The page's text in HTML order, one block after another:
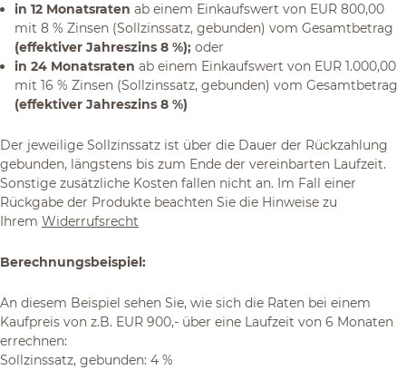
in 12 Monatsraten ab einem Einkaufswert von EUR 800,00
mit 8 % Zinsen (Sollzinssatz, gebunden) vom Gesamtbetrag
(effektiver Jahreszins 8 %); oder
in 24 Monatsraten ab einem Einkaufswert von EUR 1.000,00
mit 16 % Zinsen (Sollzinssatz, gebunden) vom Gesamtbetrag
(effektiver Jahreszins 8 %)
Der jeweilige Sollzinssatz ist über die Dauer der Rückzahlung
gebunden, längstens bis zum Ende der vereinbarten Laufzeit.
Sonstige zusätzliche Kosten fallen nicht an. Im Fall einer
Rückgabe der Produkte beachten Sie die Hinweise zu
Ihrem Widerrufsrecht
Berechnungsbeispiel:
An diesem Beispiel sehen Sie, wie sich die Raten bei einem
Kaufpreis von z.B. EUR 900,- über eine Laufzeit von 6 Monaten
errechnen:
Sollzinssatz, gebunden: 4 %